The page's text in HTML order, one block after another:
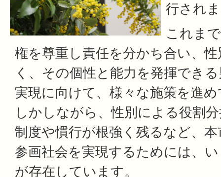
行され
これま
権を尊重し責任を分かち合い、
く、その個性と能力を発揮でき
実現に向けて、様々な施策を進
しかしながら、性別による役割
制度や慣行が根強く残るなど、
参画社会を実現するためには、
が存在しています。